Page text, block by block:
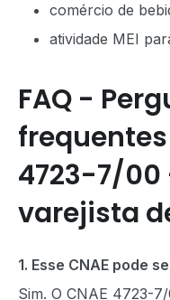
comércio de
atividade MEI
FAQ -
frequentes
4723-7/00
varejista
1. Esse CNAE pode
Sim. O CNAE 4723-